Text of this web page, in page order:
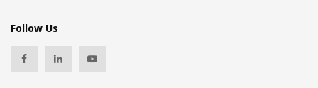
Follow Us